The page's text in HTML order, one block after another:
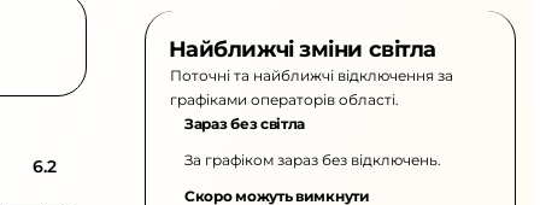
6.2
Найближчі зміни світла
Поточні та найближчі відключення за
графіками операторів області.
Зараз без світла
За графіком зараз без відключень.
Скоро можуть вимкнути